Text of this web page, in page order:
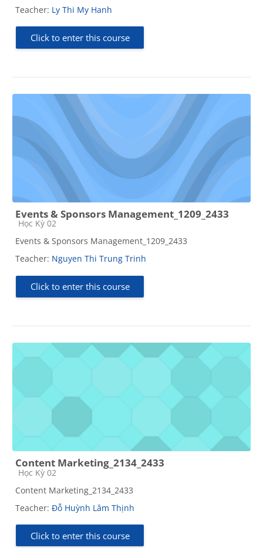
Teacher: Ly Thi My Hanh
Click to enter this course
Events & Sponsors Management_1209_2433
Course category
Học Kỳ 02
Events & Sponsors Management_1209_2433
Teacher: Nguyen Thi Trung Trinh
Click to enter this course
Content Marketing_2134_2433
Course category
Học Kỳ 02
Content Marketing_2134_2433
Teacher: Đỗ Huỳnh Lâm Thịnh
Click to enter this course